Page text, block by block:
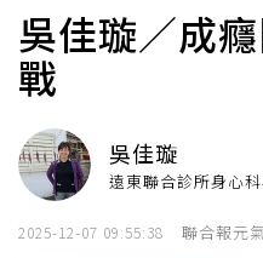
吳佳璇／成
戰
吳佳璇
遠東聯合診所身心
2025-12-07 09:55:38 聯合報元